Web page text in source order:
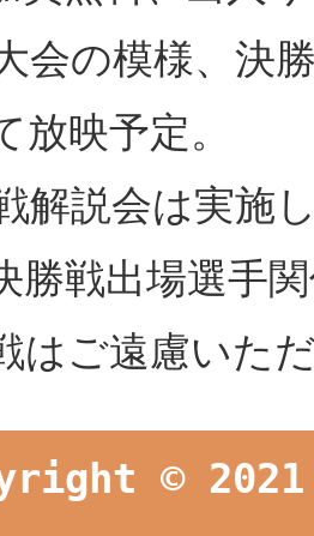
の模様、決勝
放映予定。
説会は実施
勝戦出場選手
はご遠慮いた
©